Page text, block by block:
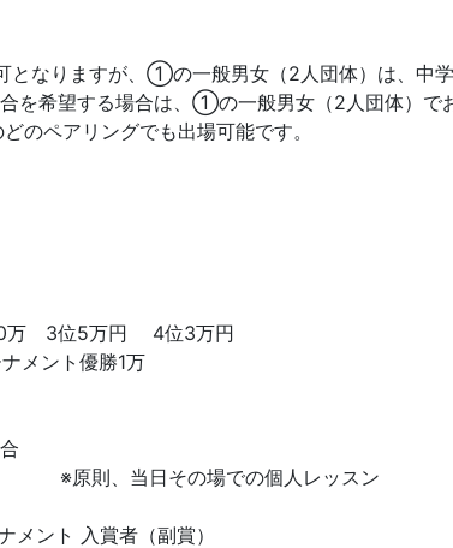
なりますが、①の一般男女（2人団体）は、中学
を希望する場合は、①の一般男女（2人団体）で
のペアリングでも出場可能です。
万 3位5万円 4位3万円
メント優勝1万
※原則、当日その場での個人レッスン
メント 入賞者（副賞）